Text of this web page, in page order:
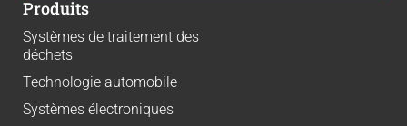
Produits
Systèmes de traitement des
déchets
Technologie automobile
Systèmes électroniques